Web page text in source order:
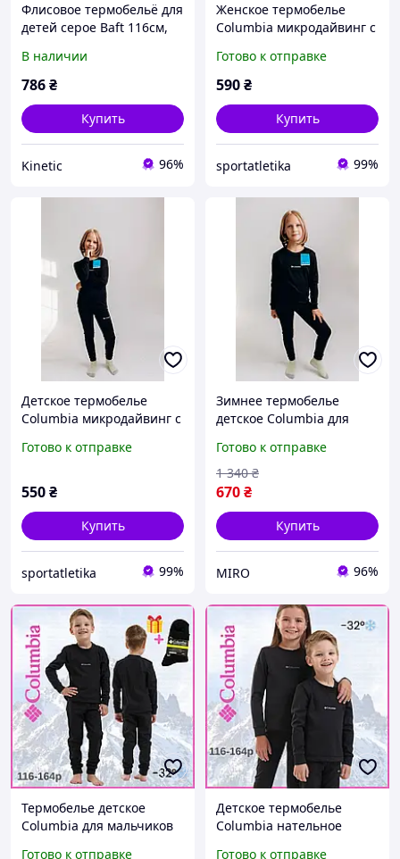
Флисовое термобельё для
детей серое Baft 116см,
В наличии
786₴
Купить
Kinetic 96%
Женское термобелье
Columbia микродайвинг с
Черный
Готово к отправке
590₴
Купить
sportatletika 99%
Детское термобелье
Columbia микродайвинг с
Черный
Готово к отправке
550₴
Купить
sportatletika 99%
Зимнее термобелье
детское Columbia для
комплекте кофта и штаны
черное на флисе
Готово к отправке
670₴
1 340 ₴
Купить
MIRO 96%
Термобелье детское
Columbia для мальчиков
Готово к отправке
Детское термобелье
Columbia нательное
Готово к отправке